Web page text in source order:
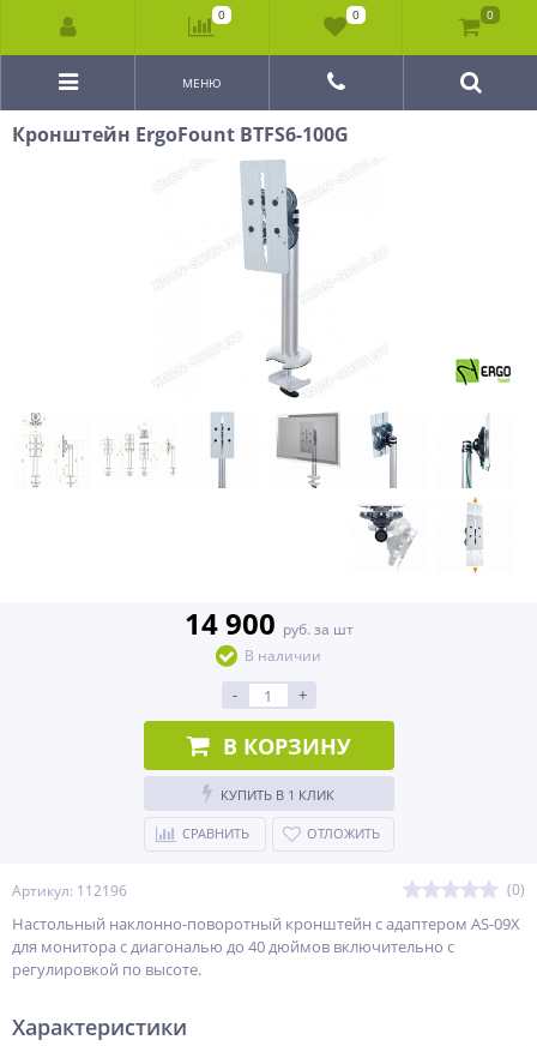
МЕНЮ
Кронштейн ErgoFount BTFS6-100G
Артикул: 112196 (0)
Настольный наклонно-поворотный кронштейн с адаптером AS-09X
для монитора с диагональю до 40 дюймов включительно с
регулировкой по высоте.
14 900 руб. за шт
В наличии
- +
В КОРЗИНУ
КУПИТЬ В 1 КЛИК
СРАВНИТЬ ОТЛОЖИТЬ
Характеристики
0 0 0